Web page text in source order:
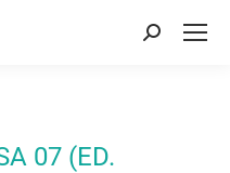
Buscar:
07 (ED.